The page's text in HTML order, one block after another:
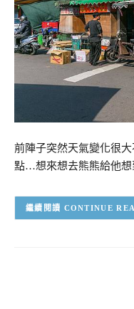
前陣子突然天氣變化很
點…想來想去熊熊給他
CONTINUE